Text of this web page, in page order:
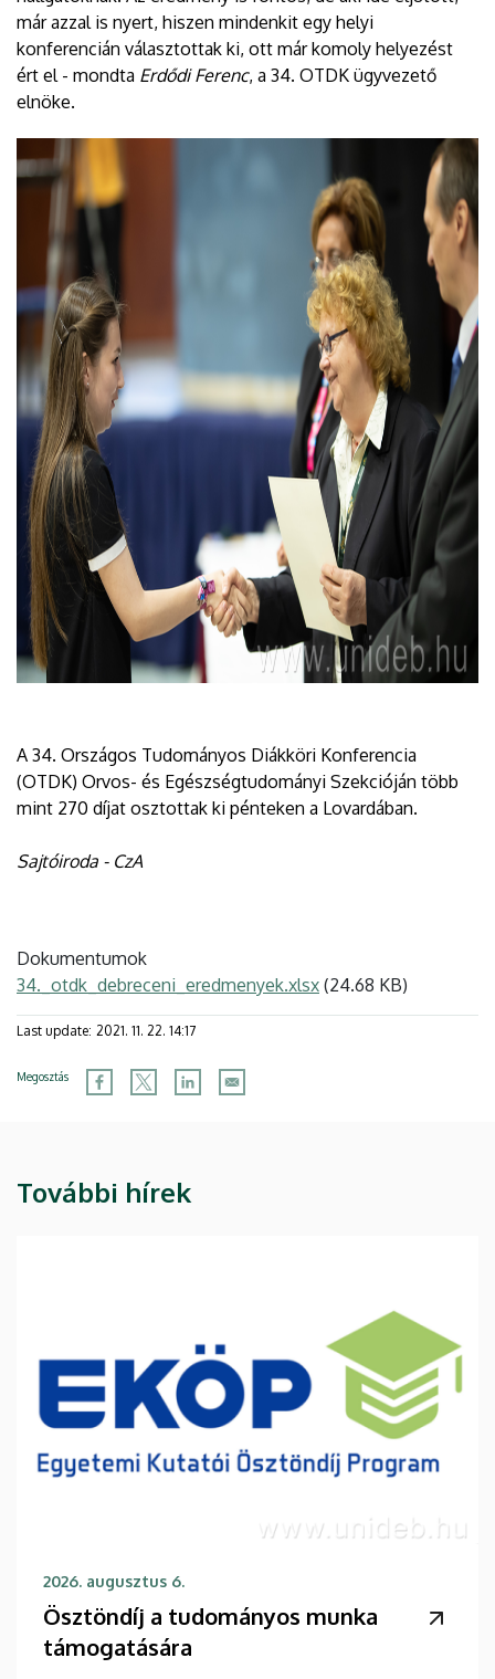
már azzal is nyert, hiszen mindenkit egy helyi
konferencián választottak ki, ott már komoly helyezést
ért el - mondta Erdődi Ferenc, a 34. OTDK ügyvezető
elnöke.
A 34. Országos Tudományos Diákköri Konferencia
(OTDK) Orvos- és Egészségtudományi Szekcióján több
mint 270 díjat osztottak ki pénteken a Lovardában.
Sajtóiroda - CzA
Dokumentumok
34._otdk_debreceni_eredmenyek.xlsx (24.68 KB)
Last update: 2021. 11. 22. 14:17
Megosztás
További hírek
2026. augusztus 6.
Ösztöndíj a tudományos munka
támogatására